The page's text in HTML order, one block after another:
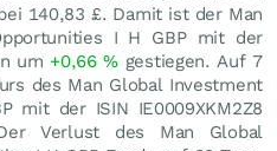
140,83 £. Damit ist der Man
I H GBP mit der
um +0,66% gestiegen. Auf 7
des Man Global Investment
mit der ISIN IE0009XKM2Z8
Verlust des Man Global